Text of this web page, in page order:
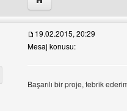
profilini görüntüle
19.02.2015, 20:29
Mesaj konusu:
Başarılı bir proje, tebrik